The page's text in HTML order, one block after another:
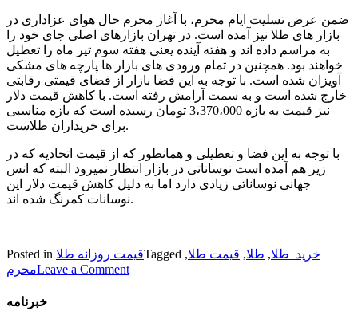
ضمن عرض تسلیت ایام محرم، با آغاز محرم حال هوای عزاداری در
بازار های طلا نیز آمده است. در تهران بازارهای اصلی جای خود را
به مراسم داده اند و هفته آینده یعنی هفته سوم تیر ماه را تعطیل
خواهند بود. همچنین در تمام ورودی های بازار ها پارچه های مشکی
آویزان شده است. با توجه به این فضا بازار از فضای قیمتی رقابتی
خارج شده است و به سمت آرامش رفته است. با کاهش قیمت دلار
نیز قیمت به بازه 3،370،000 تومان رسیده است که بازه مناسبی
برای خریداران طلاست.
با توجه به این فضا و تعطیلی و همانطور که از قیمت اتحادیه که در
زیر هم آمده است نوساناتی در بازار انتظار نمیرود البته که انس
جهانی نوساناتی زیادی دارد اما به دلیل کاهش قیمت دلار این
نوسانات کمرنگ شده اند.
Posted in قیمت روزانه طلاTagged خرید_طلا, طلا, قیمت طلا,
محرمLeave a Commenton
خبرنامه